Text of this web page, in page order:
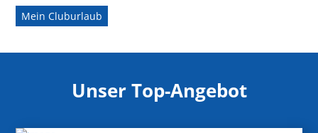
Mein Cluburlaub
Unser Top-Angebot